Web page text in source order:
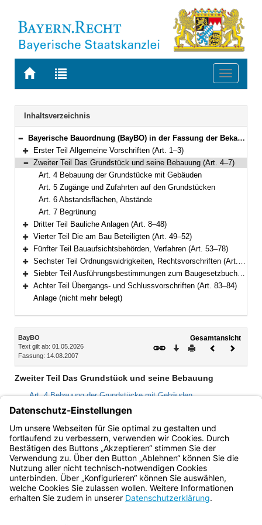
Zur
BAYERN.RECHT
Zur
letzten
Suche
Toggle
Navigation
Inhaltsverzeichnis
Bereich reduzieren
Bayerische Bauordnung (BayBO) in der Fassung der Bekanntmachung vom 14. August 2007 (GVBl. S. 588) BayRS 2132-1-B (Art. 1–84)
Bereich erweitern
Erster Teil Allgemeine Vorschriften (Art. 1–3)
Bereich reduzieren
Zweiter Teil Das Grundstück und seine Bebauung (Art. 4–7)
Art. 4 Bebauung der Grundstücke mit Gebäuden
Art. 5 Zugänge und Zufahrten auf den Grundstücken
Art. 6 Abstandsflächen, Abstände
Art. 7 Begrünung
Bereich erweitern
Dritter Teil Bauliche Anlagen (Art. 8–48)
Bereich erweitern
Vierter Teil Die am Bau Beteiligten (Art. 49–52)
Bereich erweitern
Fünfter Teil Bauaufsichtsbehörden, Verfahren (Art. 53–78)
Bereich erweitern
Sechster Teil Ordnungswidrigkeiten, Rechtsvorschriften (Art. 79–81a)
Bereich erweitern
Siebter Teil Ausführungsbestimmungen zum Baugesetzbuch (Art. 82–82c)
Bereich erweitern
Achter Teil Übergangs- und Schlussvorschriften (Art. 83–84)
Anlage (nicht mehr belegt)
Inhalt
BayBO
Text gilt ab: 01.05.2026
Fassung: 14.08.2007
Gesamtansicht
Download
DruckenVorheriges
Zweiter Teil Das Grundstück und seine Bebauung
Art. 4 Bebauung der Grundstücke mit Gebäuden
Art. 5 Zugänge und Zufahrten auf den Grundstücken
Art. 6 Abstandsflächen, Abstände
Art. 7 Begrünung
Bayern.de
BayernPortal